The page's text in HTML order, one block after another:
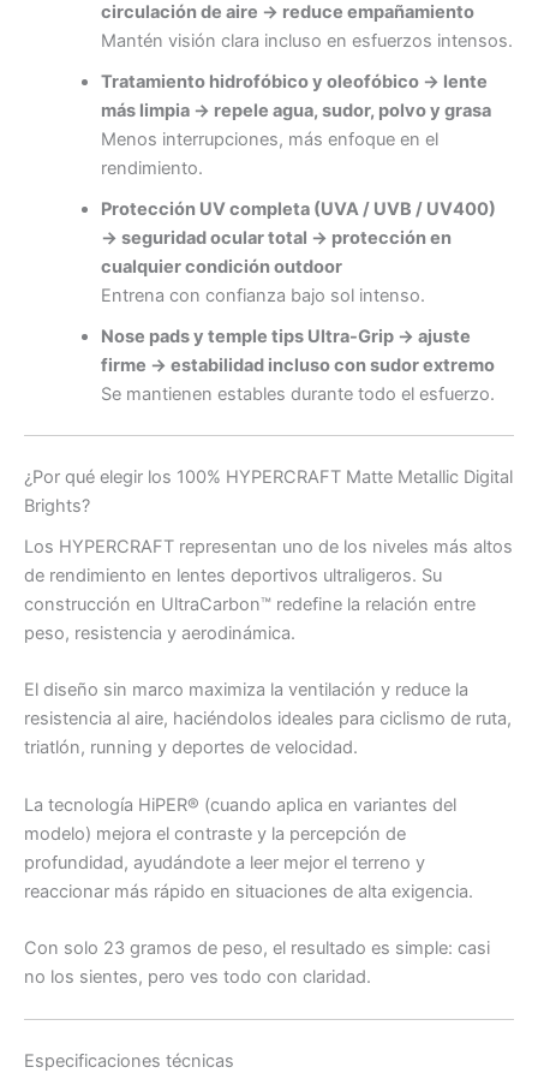
circulación de aire → reduce empañamiento
Mantén visión clara incluso en esfuerzos intensos.
Tratamiento hidrofóbico y oleofóbico → lente
más limpia → repele agua, sudor, polvo y grasa
Menos interrupciones, más enfoque en el
rendimiento.
Protección UV completa (UVA / UVB / UV400)
→ seguridad ocular total → protección en
cualquier condición outdoor
Entrena con confianza bajo sol intenso.
Nose pads y temple tips Ultra-Grip → ajuste
firme → estabilidad incluso con sudor extremo
Se mantienen estables durante todo el esfuerzo.
¿Por qué elegir los 100% HYPERCRAFT Matte Metallic Digital
Brights?
Los HYPERCRAFT representan uno de los niveles más altos
de rendimiento en lentes deportivos ultraligeros. Su
construcción en UltraCarbon™ redefine la relación entre
peso, resistencia y aerodinámica.
El diseño sin marco maximiza la ventilación y reduce la
resistencia al aire, haciéndolos ideales para ciclismo de ruta,
triatlón, running y deportes de velocidad.
La tecnología HiPER® (cuando aplica en variantes del
modelo) mejora el contraste y la percepción de
profundidad, ayudándote a leer mejor el terreno y
reaccionar más rápido en situaciones de alta exigencia.
Con solo 23 gramos de peso, el resultado es simple: casi
no los sientes, pero ves todo con claridad.
Especificaciones técnicas